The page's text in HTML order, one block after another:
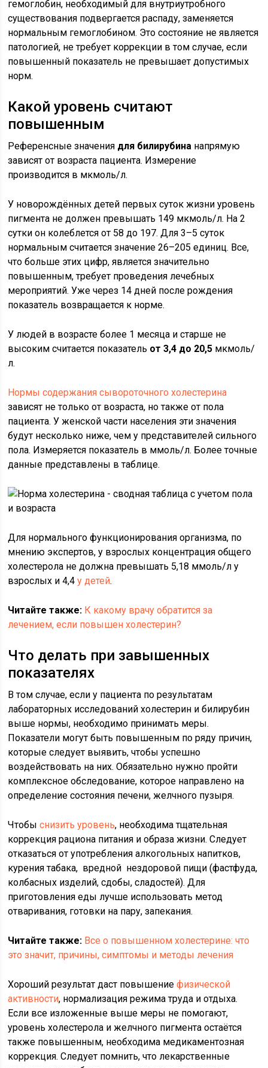
гемоглобин, необходимый для внутриутробного
существования подвергается распаду, заменяется
нормальным гемоглобином. Это состояние не является
патологией, не требует коррекции в том случае, если
повышенный показатель не превышает допустимых
норм.
Какой уровень считают
повышенным
Референсные значения для билирубина напрямую
зависят от возраста пациента. Измерение
производится в мкмоль/л.
У новорождённых детей первых суток жизни уровень
пигмента не должен превышать 149 мкмоль/л. На 2
сутки он колеблется от 58 до 197. Для 3–5 суток
нормальным считается значение 26–205 единиц. Все,
что больше этих цифр, является значительно
повышенным, требует проведения лечебных
мероприятий. Уже через 14 дней после рождения
показатель возвращается к норме.
У людей в возрасте более 1 месяца и старше не
высоким считается показатель от 3,4 до 20,5 мкмоль/
л.
Нормы содержания сывороточного холестерина
зависят не только от возраста, но также от пола
пациента. У женской части населения эти значения
будут несколько ниже, чем у представителей сильного
пола. Измеряется показатель в ммоль/л. Более точные
данные представлены в таблице.
Для нормального функционирования организма, по
мнению экспертов, у взрослых концентрация общего
холестерола не должна превышать 5,18 ммоль/л у
взрослых и 4,4у детей.
Читайте также: К какому врачу обратится за
лечением, если повышен холестерин?
Что делать при завышенных
показателях
В том случае, если у пациента по результатам
лабораторных исследований холестерин и билирубин
выше нормы, необходимо принимать меры.
Показатели могут быть повышенным по ряду причин,
которые следует выявить, чтобы успешно
воздействовать на них. Обязательно нужно пройти
комплексное обследование, которое направлено на
определение состояния печени, желчного пузыря.
Чтобыснизить уровень, необходима тщательная
коррекция рациона питания и образа жизни. Следует
отказаться от употребления алкогольных напитков,
курения табака, вредной нездоровой пищи (фастфуда,
колбасных изделий, сдобы, сладостей). Для
приготовления еды лучше использовать метод
отваривания, готовки на пару, запекания.
Читайте также: Все о повышенном холестерине: что
это значит, причины, симптомы и методы лечения
Хороший результат даст повышениефизической
активности, нормализация режима труда и отдыха.
Если все изложенные выше меры не помогают,
уровень холестерола и желчного пигмента остаётся
также повышенным, необходима медикаментозная
коррекция. Следует помнить, что лекарственные